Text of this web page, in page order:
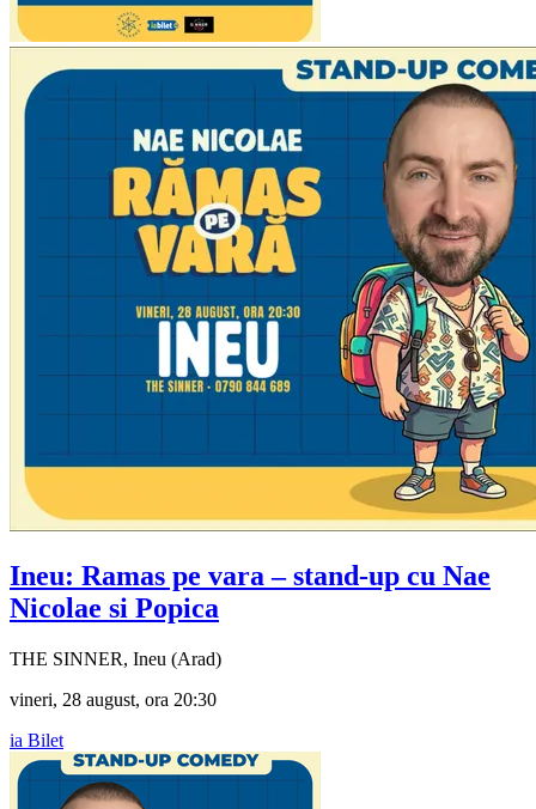
Ineu: Ramas pe vara – stand-up cu Nae
Nicolae si Popica
THE SINNER, Ineu (Arad)
vineri, 28 august, ora 20:30
ia Bilet